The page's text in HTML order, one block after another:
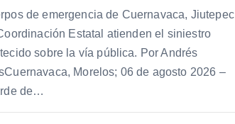
de emergencia de Cuernavaca, Jiutepec
Estatal atienden el siniestro
sobre la vía pública. Por Andrés
Morelos; 06 de agosto 2026 –
de…